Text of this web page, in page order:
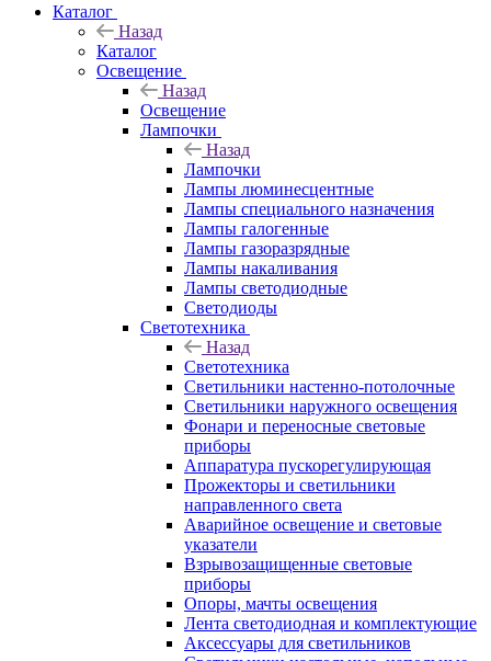
Каталог
Назад
Каталог
Освещение
Назад
Освещение
Лампочки
Назад
Лампочки
Лампы люминесцентные
Лампы специального назначения
Лампы галогенные
Лампы газоразрядные
Лампы накаливания
Лампы светодиодные
Светодиоды
Светотехника
Назад
Светотехника
Светильники настенно-потолочные
Светильники наружного освещения
Фонари и переносные световые
приборы
Аппаратура пускорегулирующая
Прожекторы и светильники
направленного света
Аварийное освещение и световые
указатели
Взрывозащищенные световые
приборы
Опоры, мачты освещения
Лента светодиодная и комплектующие
Аксессуары для светильников